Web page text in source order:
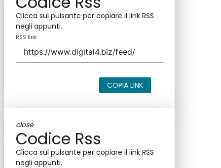
Clicca sul pulsante per copiare il link RSS
negli appunti.
RSS link
COPIA LINK
close
Codice Rss
Clicca sul pulsante per copiare il link RSS
negli appunti.